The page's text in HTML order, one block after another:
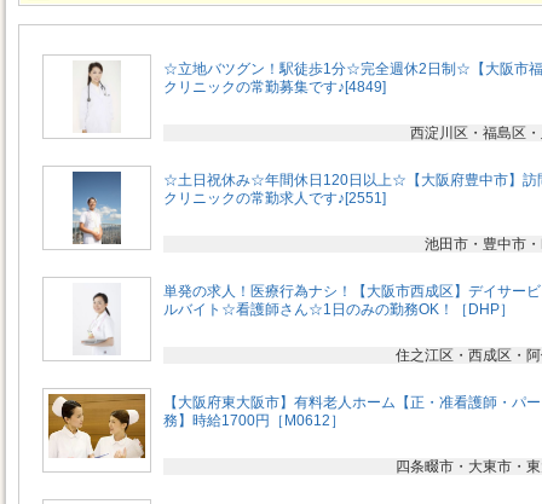
☆立地バツグン！駅徒歩1分☆完全週休2日制☆【大阪市
クリニックの常勤募集です♪[4849]
西淀川区・福島区
☆土日祝休み☆年間休日120日以上☆【大阪府豊中市】訪
クリニックの常勤求人です♪[2551]
池田市・豊中市
単発の求人！医療行為ナシ！【大阪市西成区】デイサー
ルバイト☆看護師さん☆1日のみの勤務OK！［DHP］
住之江区・西成区・
【大阪府東大阪市】有料老人ホーム【正・准看護師・パ
務】時給1700円［M0612］
四条畷市・大東市・